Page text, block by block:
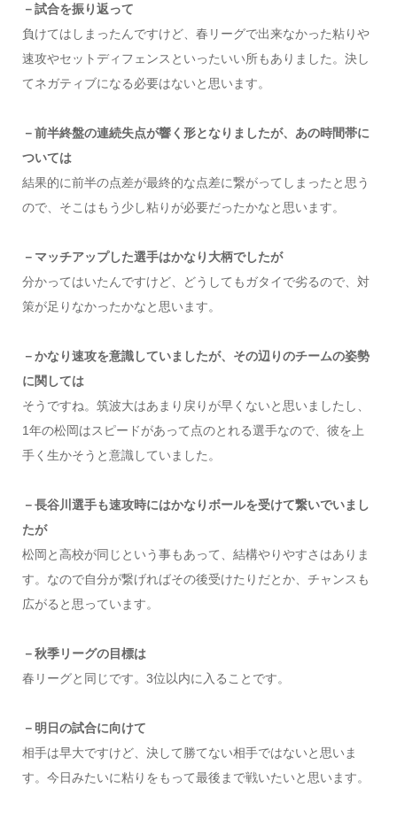
－試合を振り返って
負けてはしまったんですけど、春リーグで出来なかった粘りや
速攻やセットディフェンスといったいい所もありました。決し
てネガティブになる必要はないと思います。
－前半終盤の連続失点が響く形となりましたが、あの時間帯に
ついては
結果的に前半の点差が最終的な点差に繋がってしまったと思う
ので、そこはもう少し粘りが必要だったかなと思います。
－マッチアップした選手はかなり大柄でしたが
分かってはいたんですけど、どうしてもガタイで劣るので、対
策が足りなかったかなと思います。
－かなり速攻を意識していましたが、その辺りのチームの姿勢
に関しては
そうですね。筑波大はあまり戻りが早くないと思いましたし、
1年の松岡はスピードがあって点のとれる選手なので、彼を上
手く生かそうと意識していました。
－長谷川選手も速攻時にはかなりボールを受けて繋いでいまし
たが
松岡と高校が同じという事もあって、結構やりやすさはありま
す。なので自分が繋げればその後受けたりだとか、チャンスも
広がると思っています。
－秋季リーグの目標は
春リーグと同じです。3位以内に入ることです。
－明日の試合に向けて
相手は早大ですけど、決して勝てない相手ではないと思いま
す。今日みたいに粘りをもって最後まで戦いたいと思います。